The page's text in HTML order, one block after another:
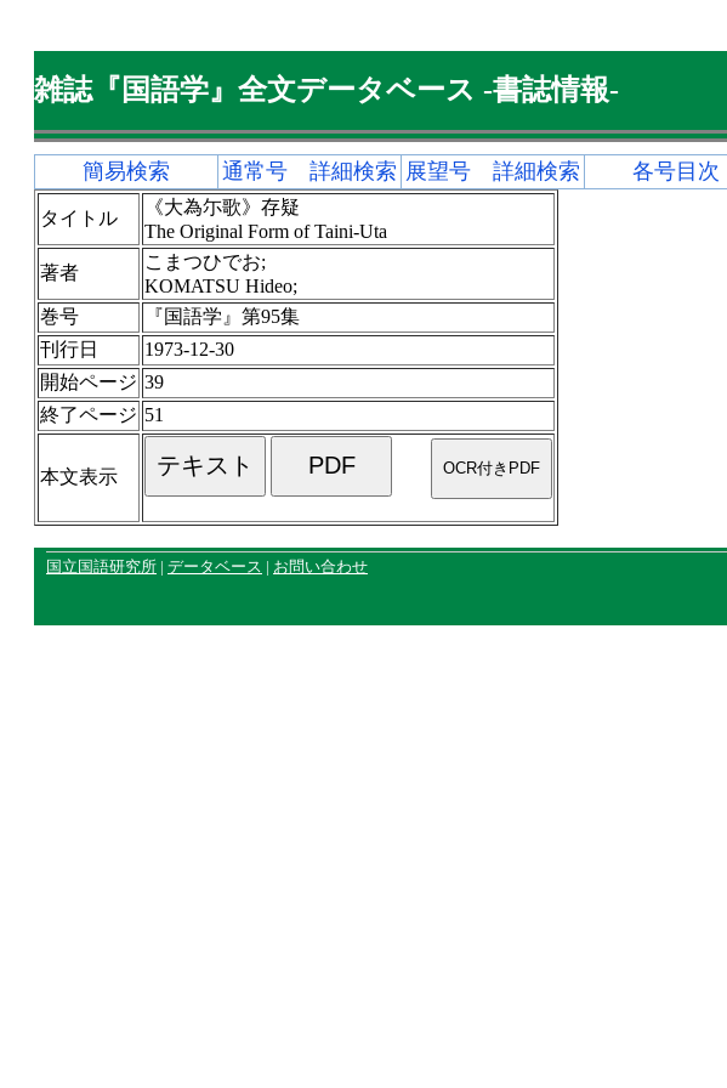
雑誌『国語学』全文データベース -書誌情報-
簡易検索 通常号 詳細検索 展望号 詳細検索 各号目次
タイトル
《大為尓歌》存疑
The Original Form of Taini-Uta
著者
こまつひでお;
KOMATSU Hideo;
巻号
『国語学』第95集
刊行日
1973-12-30
開始ページ 39
終了ページ 51
本文表示
国立国語研究所 | データベース | お問い合わせ